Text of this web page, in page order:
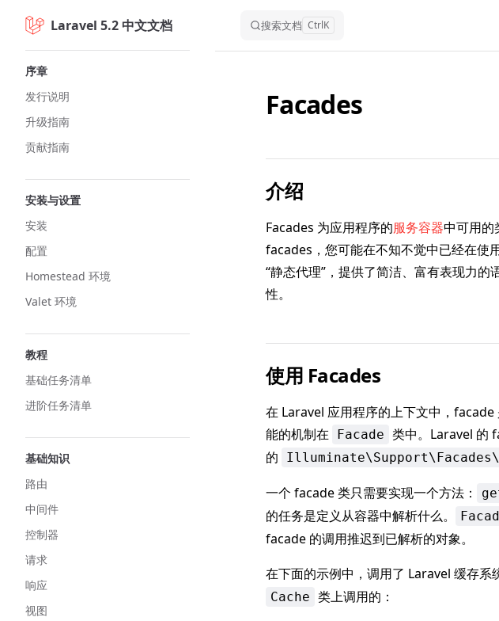
Skip to content
Laravel 5.2 中文文档 搜索文档 CtrlK
序章
发行说明
升级指南
贡献指南
安装与设置
安装
配置
Homestead 环境
Valet 环境
教程
基础任务清单
进阶任务清单
基础知识
路由
中间件
控制器
请求
响应
视图
Facades
介绍
Facades 为应用程序的服务容器中可用的
facades，您可能在不知不觉中已经在使
“静态代理”，提供了简洁、富有表现力
性。
使用 Facades
在 Laravel 应用程序的上下文中，
能的机制在
Facade 类中。Laravel 的
的
一个 facade 类只需要实现一个方法：
的任务是定义从容器中解析什么。
facade 的调用推迟到已解析的对象。
在下面的示例中，调用了 Laravel 缓存
Cache 类上调用的：